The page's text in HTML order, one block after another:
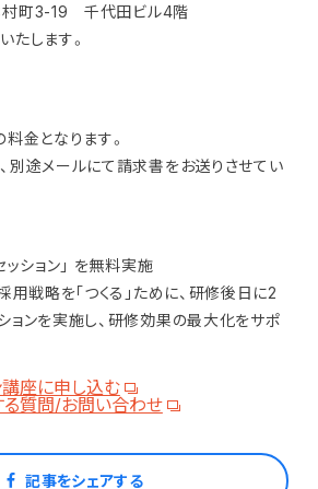
村町3-19 千代田ビル4階
します。
金となります。
別途メールにて請求書をお送りさせてい
ション｣ を無料実施
用戦略を｢つくる｣ために、研修後日に2
ョンを実施し、研修効果の最大化をサポ
座に申し込む
る質問/お問い合わせ
記事をシェアする